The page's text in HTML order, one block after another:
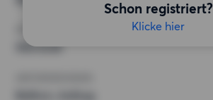
Schon registriert?
Klicke hier
900 EUR